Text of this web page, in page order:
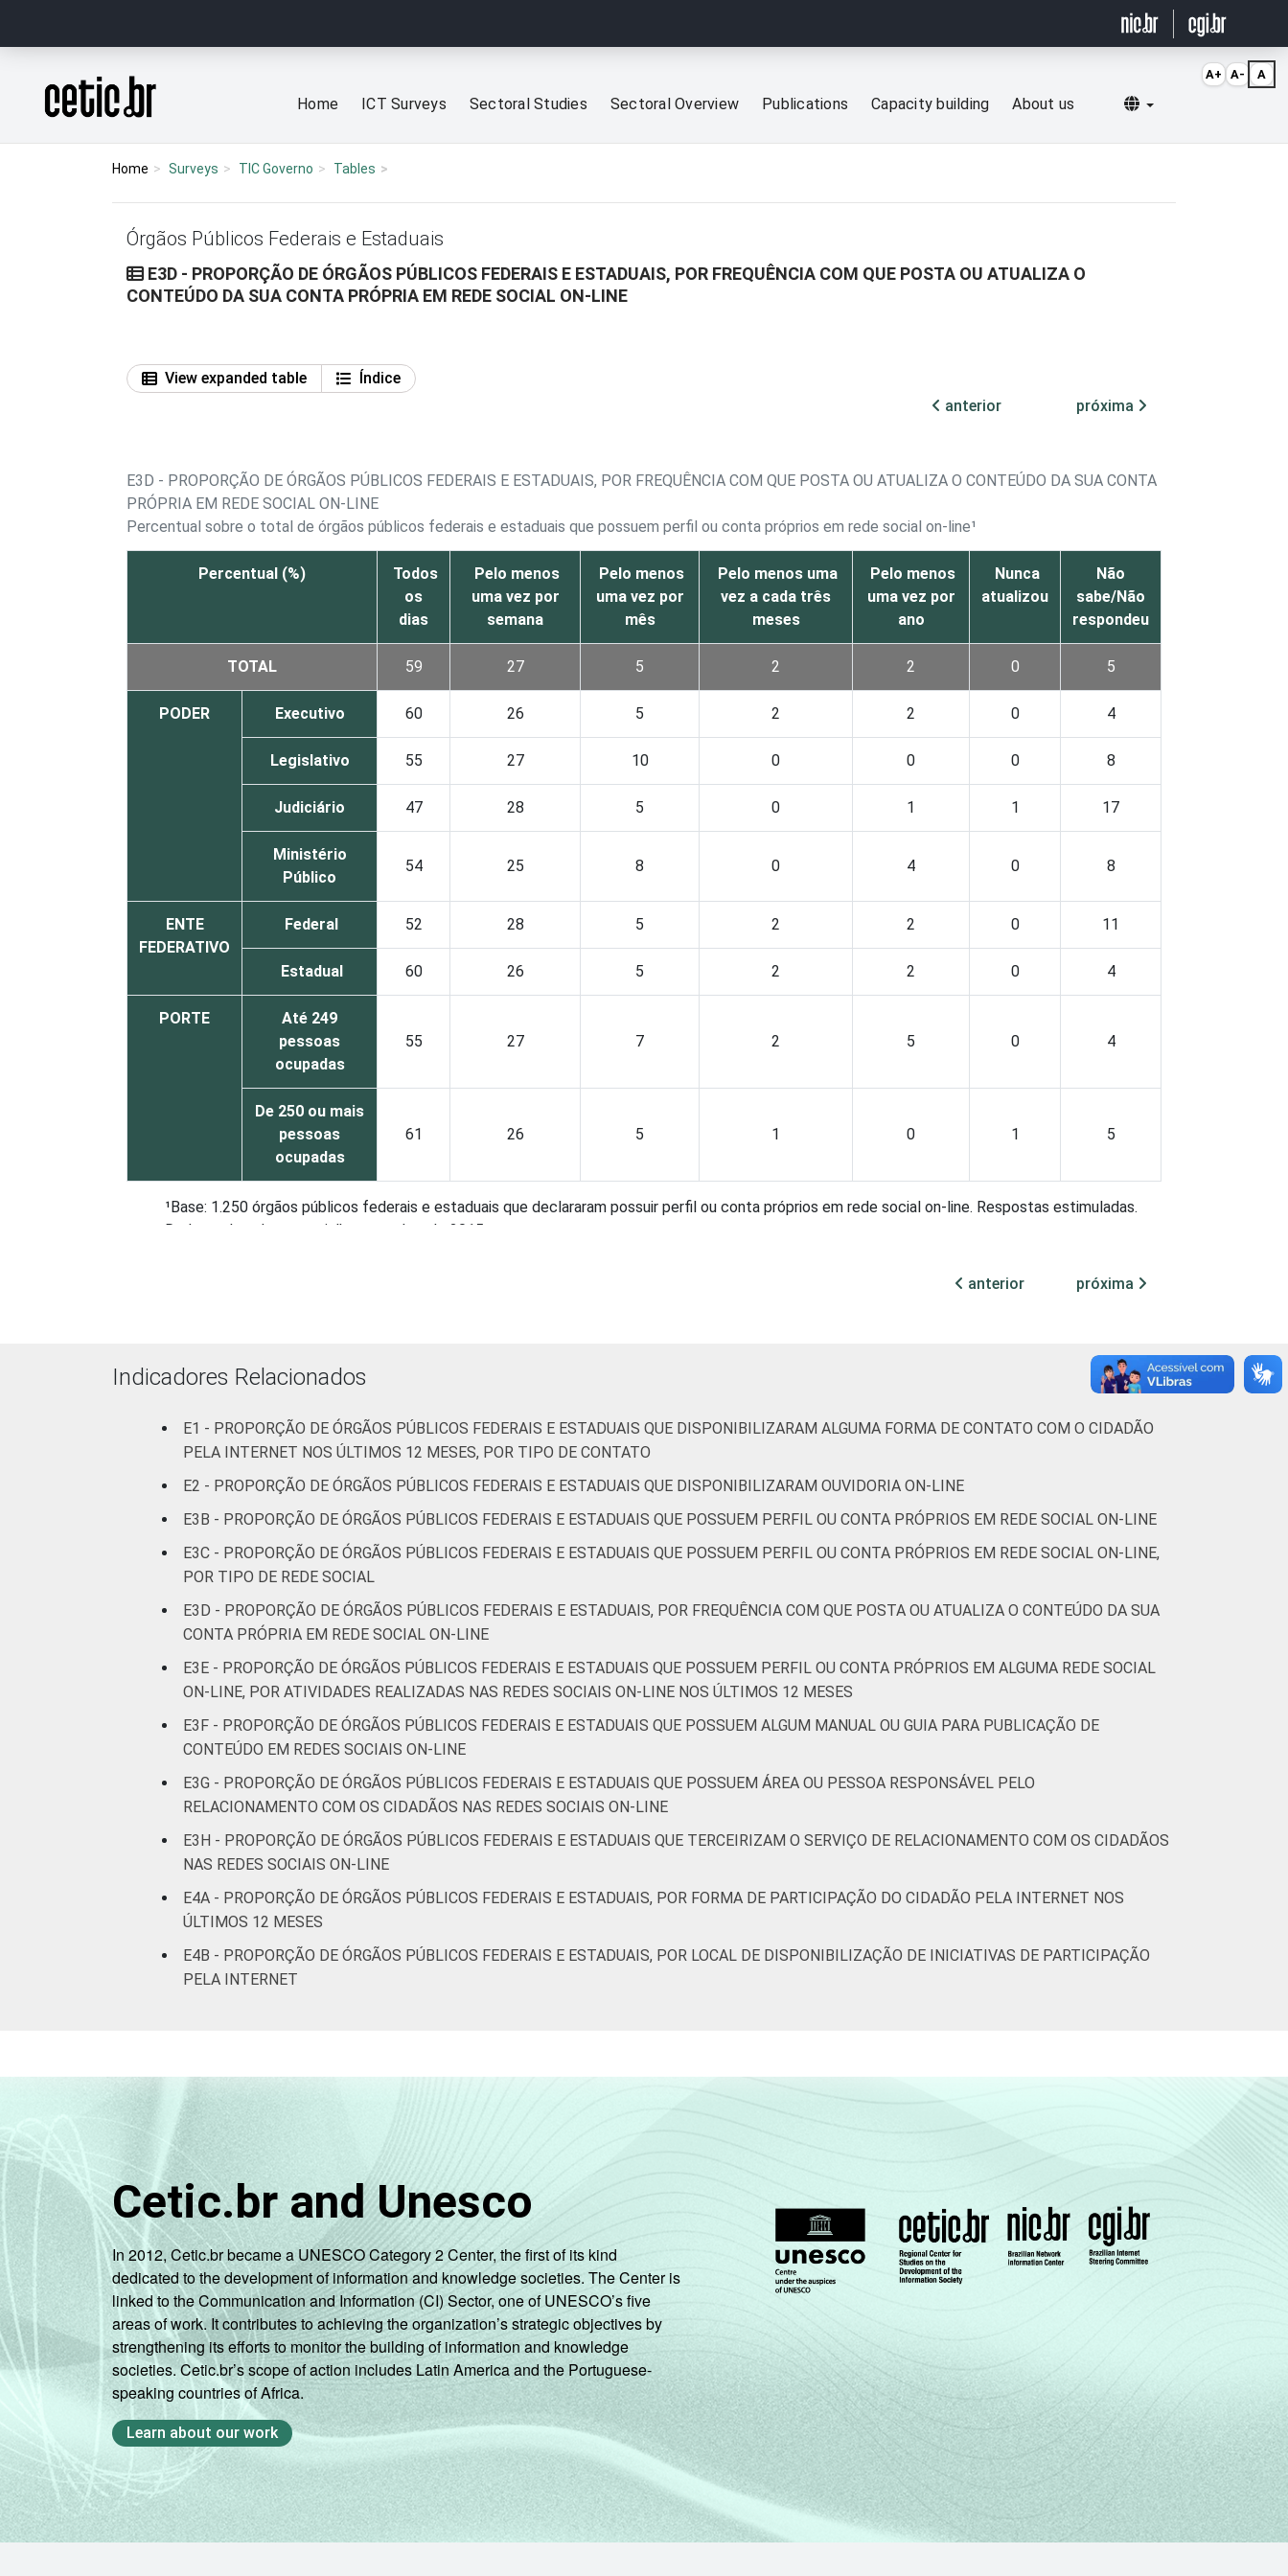
Página inicial
Home ICT Surveys Sectoral Studies Sectoral Overview Publications Capacity building About us Selecionar idioma
Home Surveys TIC Governo Tables
Órgãos Públicos Federais e Estaduais
E3D - PROPORÇÃO DE ÓRGÃOS PÚBLICOS FEDERAIS E ESTADUAIS, POR FREQUÊNCIA COM QUE POSTA OU ATUALIZA O
CONTEÚDO DA SUA CONTA PRÓPRIA EM REDE SOCIAL ON-LINE
View expanded table
Índice
anterior
próxima
E3D - PROPORÇÃO DE ÓRGÃOS PÚBLICOS FEDERAIS E ESTADUAIS, POR FREQUÊNCIA COM QUE POSTA OU ATUALIZA O CONTEÚDO DA SUA CONTA
PRÓPRIA EM REDE SOCIAL ON-LINE
Percentual sobre o total de órgãos públicos federais e estaduais que possuem perfil ou conta próprios em rede social on-line¹
Percentual (%)
Todos
os
dias
Pelo menos
uma vez por
semana
Pelo menos
uma vez por
mês
Pelo menos uma
vez a cada três
meses
Pelo menos
uma vez por
ano
Nunca
atualizou
Não
sabe/Não
respondeu
TOTAL 59 27 5 2 2 0 5
PODER Executivo 60 26 5 2 2 0 4
Legislativo 55 27 10 0 0 0 8
Judiciário 47 28 5 0 1 1 17
Ministério
Público
54 25 8 0 4 0 8
ENTE
FEDERATIVO
Federal 52 28 5 2 2 0 11
Estadual 60 26 5 2 2 0 4
PORTE
Até 249
pessoas
ocupadas
55 27 7 2 5 0 4
De 250 ou mais
pessoas
ocupadas
61 26 5 1 0 1 5
¹Base: 1.250 órgãos públicos federais e estaduais que declararam possuir perfil ou conta próprios em rede social on-line. Respostas estimuladas.
Dados coletados entre julho e outubro de 2015.
anterior próxima
Indicadores Relacionados
E1 - PROPORÇÃO DE ÓRGÃOS PÚBLICOS FEDERAIS E ESTADUAIS QUE DISPONIBILIZARAM ALGUMA FORMA DE CONTATO COM O CIDADÃO
PELA INTERNET NOS ÚLTIMOS 12 MESES, POR TIPO DE CONTATO
E2 - PROPORÇÃO DE ÓRGÃOS PÚBLICOS FEDERAIS E ESTADUAIS QUE DISPONIBILIZARAM OUVIDORIA ON-LINE
E3B - PROPORÇÃO DE ÓRGÃOS PÚBLICOS FEDERAIS E ESTADUAIS QUE POSSUEM PERFIL OU CONTA PRÓPRIOS EM REDE SOCIAL ON-LINE
E3C - PROPORÇÃO DE ÓRGÃOS PÚBLICOS FEDERAIS E ESTADUAIS QUE POSSUEM PERFIL OU CONTA PRÓPRIOS EM REDE SOCIAL ON-LINE,
POR TIPO DE REDE SOCIAL
E3D - PROPORÇÃO DE ÓRGÃOS PÚBLICOS FEDERAIS E ESTADUAIS, POR FREQUÊNCIA COM QUE POSTA OU ATUALIZA O CONTEÚDO DA SUA
CONTA PRÓPRIA EM REDE SOCIAL ON-LINE
E3E - PROPORÇÃO DE ÓRGÃOS PÚBLICOS FEDERAIS E ESTADUAIS QUE POSSUEM PERFIL OU CONTA PRÓPRIOS EM ALGUMA REDE SOCIAL
ON-LINE, POR ATIVIDADES REALIZADAS NAS REDES SOCIAIS ON-LINE NOS ÚLTIMOS 12 MESES
E3F - PROPORÇÃO DE ÓRGÃOS PÚBLICOS FEDERAIS E ESTADUAIS QUE POSSUEM ALGUM MANUAL OU GUIA PARA PUBLICAÇÃO DE
CONTEÚDO EM REDES SOCIAIS ON-LINE
E3G - PROPORÇÃO DE ÓRGÃOS PÚBLICOS FEDERAIS E ESTADUAIS QUE POSSUEM ÁREA OU PESSOA RESPONSÁVEL PELO
RELACIONAMENTO COM OS CIDADÃOS NAS REDES SOCIAIS ON-LINE
E3H - PROPORÇÃO DE ÓRGÃOS PÚBLICOS FEDERAIS E ESTADUAIS QUE TERCEIRIZAM O SERVIÇO DE RELACIONAMENTO COM OS CIDADÃOS
NAS REDES SOCIAIS ON-LINE
E4A - PROPORÇÃO DE ÓRGÃOS PÚBLICOS FEDERAIS E ESTADUAIS, POR FORMA DE PARTICIPAÇÃO DO CIDADÃO PELA INTERNET NOS
ÚLTIMOS 12 MESES
E4B - PROPORÇÃO DE ÓRGÃOS PÚBLICOS FEDERAIS E ESTADUAIS, POR LOCAL DE DISPONIBILIZAÇÃO DE INICIATIVAS DE PARTICIPAÇÃO
PELA INTERNET
Cetic.br and Unesco
In 2012, Cetic.br became a UNESCO Category 2 Center, the first of its kind
dedicated to the development of information and knowledge societies. The Center is
linked to the Communication and Information (CI) Sector, one of UNESCO’s five
areas of work. It contributes to achieving the organization’s strategic objectives by
strengthening its efforts to monitor the building of information and knowledge
societies. Cetic.br’s scope of action includes Latin America and the Portuguese-
speaking countries of Africa.
Learn about our work
A+ A- A